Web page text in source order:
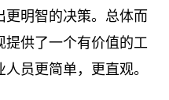
更明智的决策。总体而
提供了一个有价值的工
员更简单，更直观。